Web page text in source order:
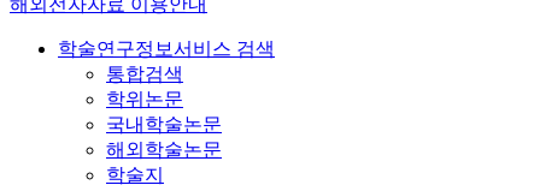
해외전자자료 이용안내
학술연구정보서비스 검색
통합검색
학위논문
국내학술논문
해외학술논문
학술지